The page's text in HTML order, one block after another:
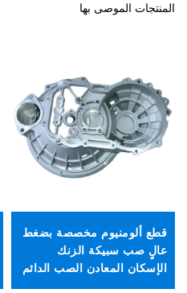
المنتجات الموصى بها
قطع ألومنيوم مخصصة بضغط
عالٍ صب سبيكة الزنك
الإسكان المعادن الصب الدائم